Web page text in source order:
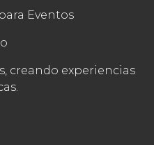
Eventos
creando experiencias